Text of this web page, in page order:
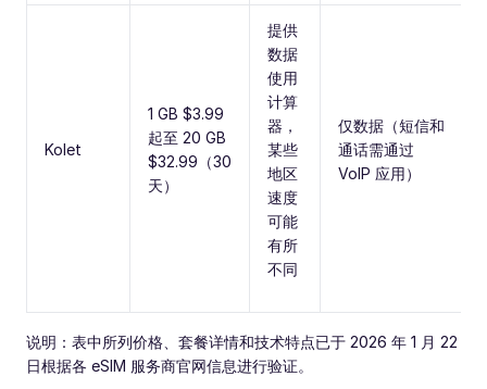
Kolet
1 GB $3.99
起至 20 GB
$32.99（30
天）
提供
数据
使用
计算
器，
某些
地区
速度
可能
有所
不同
仅数据（短信和
通话需通过
VoIP 应用）
说明：表中所列价格、套餐详情和技术特点已于 2026 年 1 月 22
日根据各 eSIM 服务商官网信息进行验证。